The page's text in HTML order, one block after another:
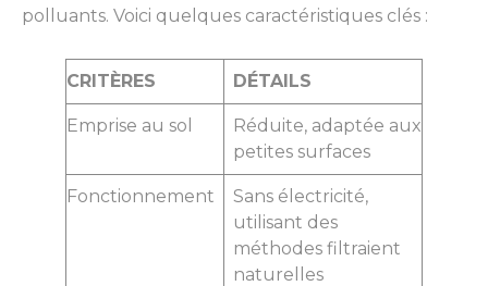
polluants. Voici quelques caractéristiques clés :
CRITÈRES DÉTAILS
Emprise au sol
Réduite, adaptée aux
petites surfaces
Fonctionnement
Sans électricité,
utilisant des
méthodes filtraient
naturelles